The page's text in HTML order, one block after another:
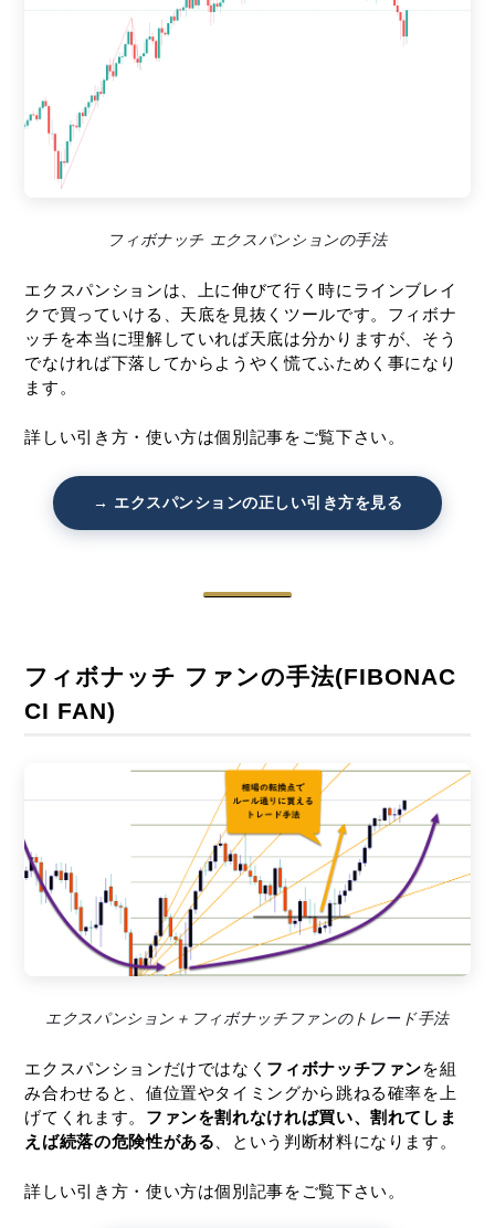
フィボナッチ エクスパンションの手法
エクスパンションは、上に伸びて行く時にラインブレイ
クで買っていける、天底を見抜くツールです。フィボナ
ッチを本当に理解していれば天底は分かりますが、そう
でなければ下落してからようやく慌てふためく事になり
ます。
詳しい引き方・使い方は個別記事をご覧下さい。
→ エクスパンションの正しい引き方を見る
フィボナッチ ファンの手法(FIBONAC
CI FAN)
エクスパンション＋フィボナッチファンのトレード手法
エクスパンションだけではなく フィボナッチファンを組
み合わせると、値位置やタイミングから跳ねる確率を上
げてくれます。 ファンを割れなければ買い、割れてしま
えば続落の危険性がある 、という判断材料になります。
詳しい引き方・使い方は個別記事をご覧下さい。